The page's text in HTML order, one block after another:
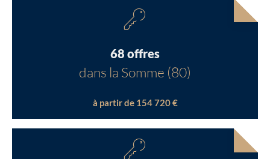
68 offres
dans la Somme (80)
à partir de 154 720 €